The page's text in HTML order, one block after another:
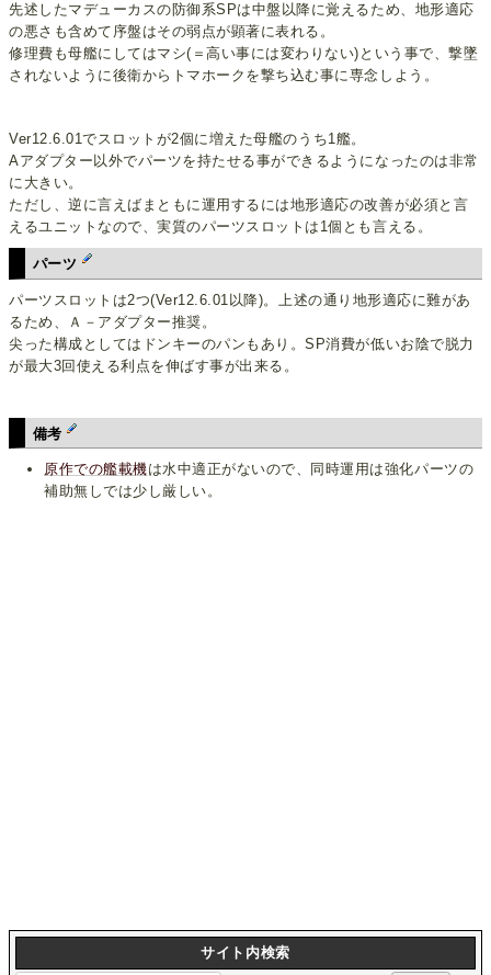
先述したマデューカスの防御系SPは中盤以降に覚えるため、地形適応
の悪さも含めて序盤はその弱点が顕著に表れる。
修理費も母艦にしてはマシ(＝高い事には変わりない)という事で、撃墜
されないように後衛からトマホークを撃ち込む事に専念しよう。
Ver12.6.01でスロットが2個に増えた母艦のうち1艦。
Aアダプター以外でパーツを持たせる事ができるようになったのは非常
に大きい。
ただし、逆に言えばまともに運用するには地形適応の改善が必須と言
えるユニットなので、実質のパーツスロットは1個とも言える。
パーツ
パーツスロットは2つ(Ver12.6.01以降)。上述の通り地形適応に難があ
るため、Ａ－アダプター推奨。
尖った構成としてはドンキーのパンもあり。SP消費が低いお陰で脱力
が最大3回使える利点を伸ばす事が出来る。
備考
原作での艦載機は水中適正がないので、同時運用は強化パーツの
補助無しでは少し厳しい。
サイト内検索